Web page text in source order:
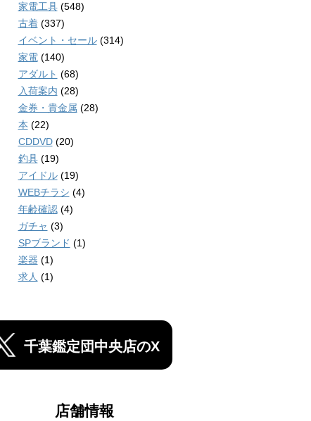
家電工具(548)
古着(337)
イベント・セール(314)
家電(140)
アダルト (68)
入荷案内 (28)
金券・貴金属 (28)
本 (22)
CDDVD(20)
釣具(19)
アイドル(19)
WEBチラシ (4)
年齢確認(4)
ガチャ (3)
SPブランド (1)
楽器 (1)
求人 (1)
千葉鑑定団中央店のX
店舗情報